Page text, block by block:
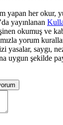
yapan her okur,
yayınlanan
okumuş ve
yorum
yasalar, saygı,
uygun şekilde